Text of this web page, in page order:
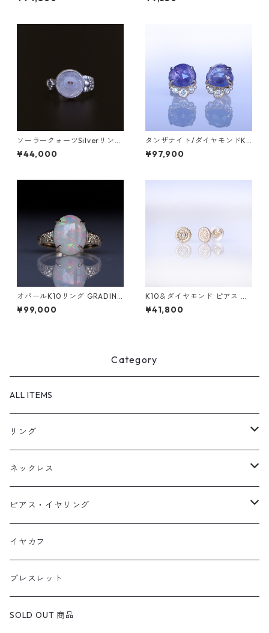
ソーラークォーツSilverリング
HIME(ヒメ） [H003]
¥44,000
タンザナイト/ダイヤモンドK1
0ピアス TEPI（ﾃﾋﾟ）【T00
4】
¥97,900
オパールK10リング GRADINA
W(グラディナ）[GW001]
¥99,000
K10＆ダイヤモンド ピアス DA
HMA(ダーマ)
¥41,800
Category
ALL ITEMS
リング
天然石1点ものリング【Gold】（在庫ありのみ絞込）
天然石1点ものリング【Silver】（在庫ありのみ絞込）
定番リング
ネックレス
天然石1点ものネックレス（在庫ありのみ絞込）
定番ネックレス
ピアス・イヤリング
天然石1点ものピアス（在庫ありのみ絞込）
定番ピアス/イヤリング
イヤカフ
ブレスレット
SOLD OUT 商品